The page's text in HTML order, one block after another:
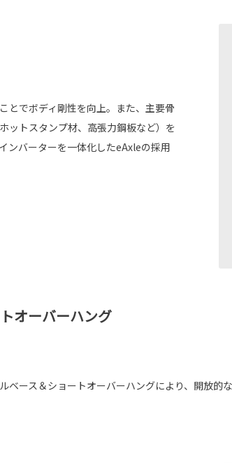
とでボディ剛性を向上。また、主要骨
ットスタンプ材、高張力鋼板など）を
ンバーターを一体化したeAxleの採用
オーバーハング
ベース＆ショートオーバーハングにより、開放